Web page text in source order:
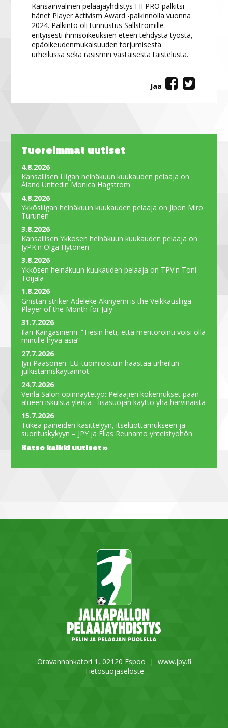
Kansainvälinen pelaajayhdistys FIFPRO palkitsi
hänet Player Activism Award -palkinnolla vuonna
2024. Palkinto oli tunnustus Sällströmille
erityisesti ihmisoikeuksien eteen tehdystä työstä,
epäoikeudenmukaisuuden torjumisesta
urheilussa sekä rasismin vastaisesta taistelusta.
Jaa
Tuoreimmat uutiset
4.8.2026
Kansallisen Liigan heinäkuun kuukauden pelaaja on
Åland Unitedin Monica Hagström
4.8.2026
Ykkösliigan heinäkuun kuukauden pelaaja on Jipon Miro
Turunen
3.8.2026
Kansallisen Ykkösen heinäkuun kuukauden pelaaja on
JyPK:n Olga Hytönen
3.8.2026
Ykkösen heinäkuun kuukauden pelaaja on TPV:n Toni
Toijala
1.8.2026
Gnistan striker Adeleke Akinyemi is the Veikkausliiga
Player of the Month for July
31.7.2026
Ilari Kangasniemi: “Tiesin heti, että mentorointi voisi olla
minulle hyvä asia”
27.7.2026
Jyri Paasonen: EU-tuomioistuin haastaa urheilun
julkistamiskäytännöt
24.7.2026
Venla Salon opinnäytetyö: Pelaajien kokemukset pään
alueen iskuista yleisiä - lisäsuojan käyttö yhä harvinaista
15.7.2026
Tukea paineiden käsittelyyn, itseluottamukseen ja
suorituskykyyn – JPY ja Elias Reunamo yhteistyöhön
Katso kaikki uutiset »
Oravannahkatori 1, 02120 Espoo | www.jpy.fi
Tietosuojaseloste